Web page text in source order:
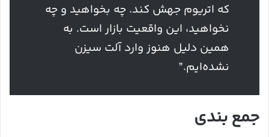
که اتریوم جهش کند. چه بخواهید و چه
نخواهید، این واقعیت بازار است. به
همین دلیل هنوز وارد آلت سیزن
نشده‌ایم.”
جمع بندی